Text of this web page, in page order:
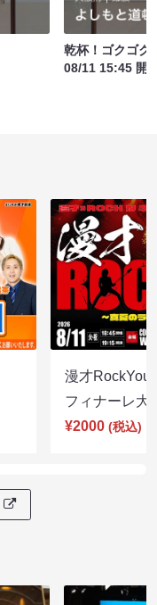
乾杯！ゴクゴク
08/11 15:45 開
漫才RockYou
フィナーレ
¥2000 (税込)